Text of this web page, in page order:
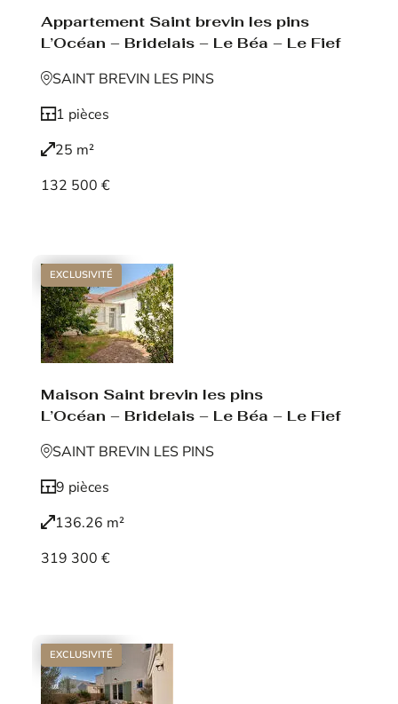
Appartement Saint brevin les pins
L’Océan – Bridelais – Le Béa – Le Fief
SAINT BREVIN LES PINS
1 pièces
25 m²
132 500 €
EXCLUSIVITÉ
Maison Saint brevin les pins
L’Océan – Bridelais – Le Béa – Le Fief
SAINT BREVIN LES PINS
9 pièces
136.26 m²
319 300 €
EXCLUSIVITÉ